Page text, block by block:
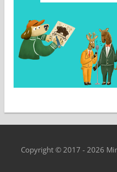
Copyright © 2017 - 2026